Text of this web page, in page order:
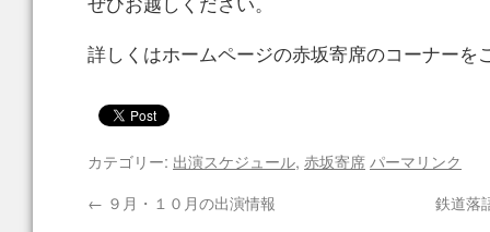
ぜひお越しください。
詳しくはホームページの赤坂寄席のコーナーを
カテゴリー: 出演スケジュール, 赤坂寄席 パーマリンク
← ９月・１０月の出演情報 鉄道落